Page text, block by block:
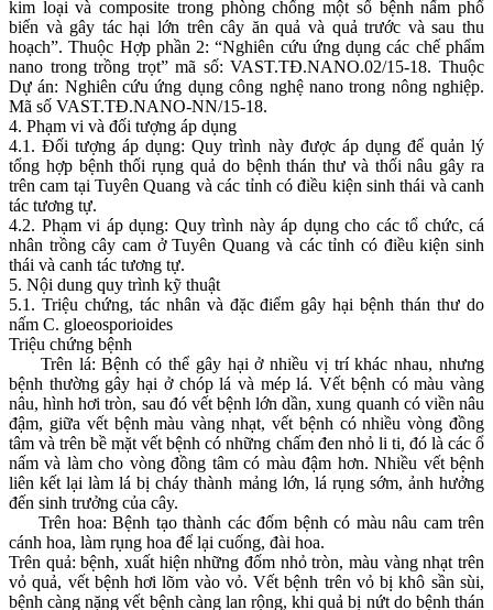
kim loại và composite trong phòng chống một số bệnh nấm phổ
biến và gây tác hại lớn trên cây ăn quả và quả trước và sau thu
hoạch”. Thuộc Hợp phần 2: “Nghiên cứu ứng dụng các chế phẩm
nano trong trồng trọt” mã số: VAST.TĐ.NANO.02/15-18. Thuộc
Dự án: Nghiên cứu ứng dụng công nghệ nano trong nông nghiệp.
Mã số VAST.TĐ.NANO-NN/15-18.
4. Phạm vi và đối tượng áp dụng
4.1. Đối tượng áp dụng: Quy trình này được áp dụng để quản lý
tổng hợp bệnh thối rụng quả do bệnh thán thư và thối nâu gây ra
trên cam tại Tuyên Quang và các tỉnh có điều kiện sinh thái và canh
tác tương tự.
4.2. Phạm vi áp dụng: Quy trình này áp dụng cho các tổ chức, cá
nhân trồng cây cam ở Tuyên Quang và các tỉnh có điều kiện sinh
thái và canh tác tương tự.
5. Nội dung quy trình kỹ thuật
5.1. Triệu chứng, tác nhân và đặc điểm gây hại bệnh thán thư do
nấm C. gloeosporioides
Triệu chứng bệnh
Trên lá: Bệnh có thể gây hại ở nhiều vị trí khác nhau, nhưng
bệnh thường gây hại ở chóp lá và mép lá. Vết bệnh có màu vàng
nâu, hình hơi tròn, sau đó vết bệnh lớn dần, xung quanh có viền nâu
đậm, giữa vết bệnh màu vàng nhạt, vết bệnh có nhiều vòng đồng
tâm và trên bề mặt vết bệnh có những chấm đen nhỏ li ti, đó là các ổ
nấm và làm cho vòng đồng tâm có màu đậm hơn. Nhiều vết bệnh
liên kết lại làm lá bị cháy thành mảng lớn, lá rụng sớm, ảnh hưởng
đến sinh trưởng của cây.
Trên hoa: Bệnh tạo thành các đốm bệnh có màu nâu cam trên
cánh hoa, làm rụng hoa để lại cuống, đài hoa.
Trên quả: bệnh, xuất hiện những đốm nhỏ tròn, màu vàng nhạt trên
vỏ quả, vết bệnh hơi lõm vào vỏ. Vết bệnh trên vỏ bị khô sần sùi,
bệnh càng nặng vết bệnh càng lan rộng, khi quả bị nứt do bệnh thán